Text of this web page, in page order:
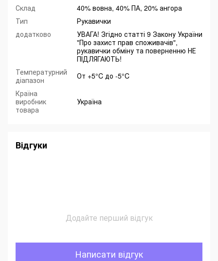
Склад
40% вовна, 40% ПА, 20% ангора
Тип
Рукавички
додатково
УВАГА! Згідно статті 9 Закону України
"Про захист прав споживачів",
рукавички обміну та поверненню НЕ
ПІДЛЯГАЮТЬ!
Температурний
діапазон
От +5°C до -5°C
Країна
виробник
товара
Україна
Відгуки
Додайте перший відгук
Написати відгук